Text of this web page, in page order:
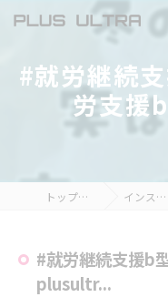
#就労継続
労支
トップページ インスタ掲載
#就労継続支援b
plusultr...